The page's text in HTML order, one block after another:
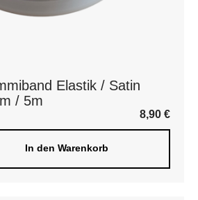
Elastik / Satin
/ 5m
8,90 €
In den Warenkorb